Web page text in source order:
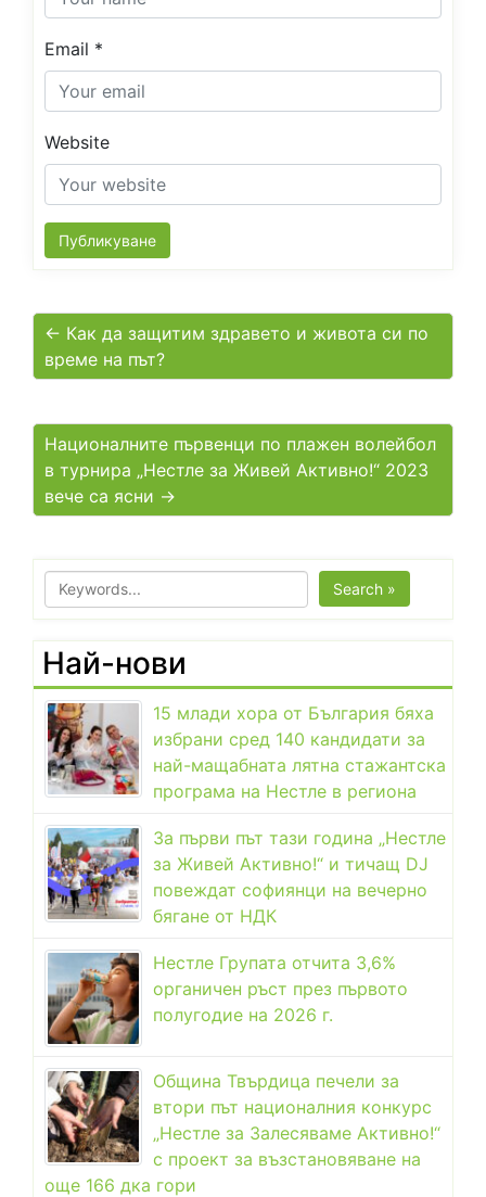
Email *
Website
← Как да защитим здравето и живота си по
време на път?
Националните първенци по плажен волейбол
в турнира „Нестле за Живей Активно!“ 2023
вече са ясни →
Search »
Най-нови
15 млади хора от България бяха
избрани сред 140 кандидати за
най-мащабната лятна стажантска
програма на Нестле в региона
За първи път тази година „Нестле
за Живей Активно!“ и тичащ DJ
повеждат софиянци на вечерно
бягане от НДК
Нестле Групата отчита 3,6%
органичен ръст през първото
полугодие на 2026 г.
Община Твърдица печели за
втори път националния конкурс
„Нестле за Залесяваме Активно!“
с проект за възстановяване на
още 166 дка гори